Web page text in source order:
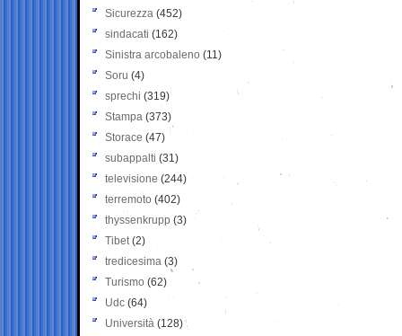
Sicurezza (452)
sindacati (162)
Sinistra arcobaleno (11)
Soru (4)
sprechi (319)
Stampa (373)
Storace (47)
subappalti (31)
televisione(244)
terremoto (402)
thyssenkrupp (3)
Tibet(2)
tredicesima (3)
Turismo (62)
Udc (64)
Università (128)